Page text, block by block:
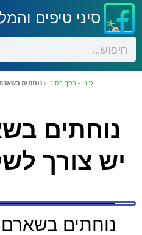
סיני טיפים
סיני » כסף בסיני »נוחתים
נוחתים
יש צורך
נוחתים